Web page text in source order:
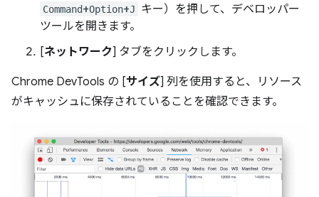
Command+Option+J
キー）を押して、デベロッパー
ツールを開きます。
[ネットワーク] タブをクリックします。
Chrome DevTools の [サイズ] 列を使用すると、リソース
がキャッシュに保存されていることを確認できます。